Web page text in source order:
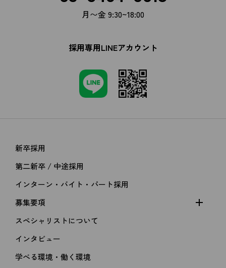
月〜金 9:30~18:00
採用専用LINEアカウント
新卒採用
第二新卒 / 中途採用
インターン・バイト・パート採用
募集要項
スペシャリストについて
インタビュー
学べる環境・働く環境